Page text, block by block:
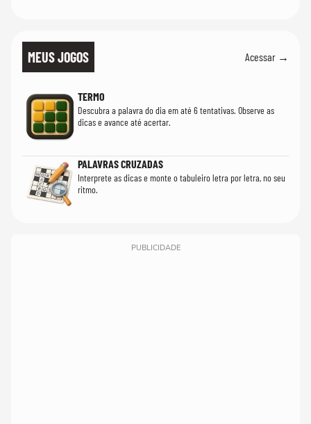
MEUS JOGOS Acessar →
TERMO
Descubra a palavra do dia em até 6 tentativas. Observe as
dicas e avance até acertar.
PALAVRAS CRUZADAS
Interprete as dicas e monte o tabuleiro letra por letra, no seu
ritmo.
PUBLICIDADE